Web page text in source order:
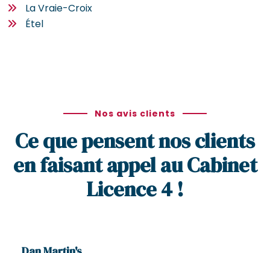
La Vraie-Croix
Étel
Nos avis clients
Ce que pensent nos clients
en faisant appel au Cabinet
Licence 4 !